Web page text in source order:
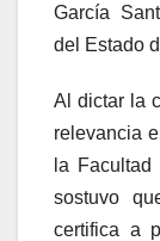
García
del Estado
Al dictar la
relevancia
la
sostuvo
certifica a